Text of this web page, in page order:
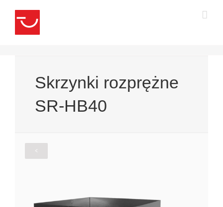
zawartości
Skrzynki rozprężne
SR-HB40
<